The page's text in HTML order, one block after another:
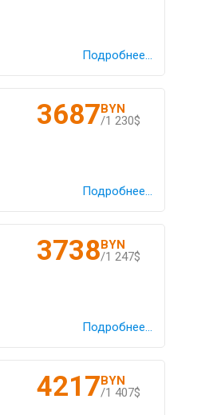
Подробнее...
3687BYN
/1 230$
Подробнее...
3738BYN
/1 247$
Подробнее...
4217BYN
/1 407$